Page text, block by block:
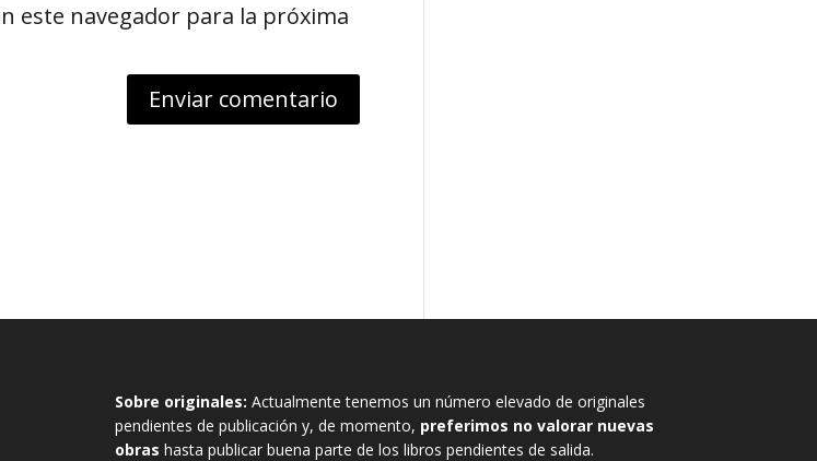
este navegador para la próxima
Sobre originales: Actualmente tenemos un número elevado de originales
pendientes de publicación y, de momento, preferimos no valorar nuevas
obras hasta publicar buena parte de los libros pendientes de salida.